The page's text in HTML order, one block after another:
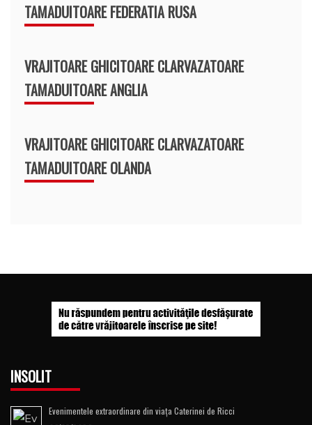
TAMADUITOARE FEDERATIA RUSA
VRAJITOARE GHICITOARE CLARVAZATOARE
TAMADUITOARE ANGLIA
VRAJITOARE GHICITOARE CLARVAZATOARE
TAMADUITOARE OLANDA
INSOLIT
Evenimentele extraordinare din viața Caterinei de Ricci